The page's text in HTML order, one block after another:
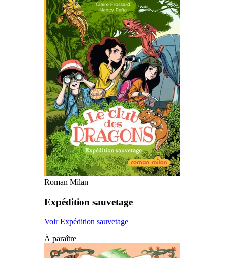
Roman Milan
Expédition sauvetage
Voir Expédition sauvetage
À paraître